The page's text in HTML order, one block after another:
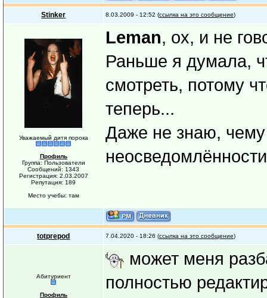
Stinker 8.03.2009 - 12:52 (ссылка на это сообщение)
Уважаемый дитя порока
Профиль
Группа: Пользователи
Сообщений: 1343
Регистрация: 2.03.2007
Репутация: 189
Место учебы: там
Leman, ох, и не
Раньше я думала,
смотреть, потому
теперь...
Даже не знаю,
totprepod 7.04.2020 - 18:26 (ссылка на это сообщение)
Абитуриент
Профиль
может меня
полностью